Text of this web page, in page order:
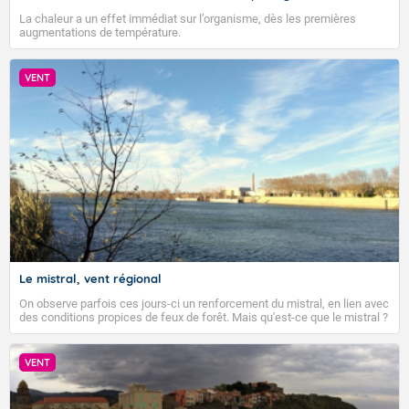
VIGILANCE ROUGE
Accéder au site de Météo-France
La chaleur a un effet immédiat sur l’organisme, dès les premières
augmentations de température.
VENT
Le mistral, vent régional
On observe parfois ces jours-ci un renforcement du mistral, en lien avec
des conditions propices de feux de forêt. Mais qu'est-ce que le mistral ?
Quelles sont ses caractéristiques ? Le mistral est un vent régional,
turbulent et généralement sec, pouvant souffler à une vitesse moyenne
de 50 km/h et atteindre 80 à 100 km/h en rafales, parfois davantage. Il
parcourt la basse vallée du Rhône et la Provence et envahit le littoral
méditerranéen à partir de la Camargue.
VENT